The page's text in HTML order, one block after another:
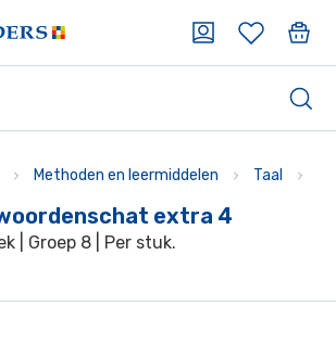
Methoden en leermiddelen Taal
extra 4
| Groep 8 | Per stuk.